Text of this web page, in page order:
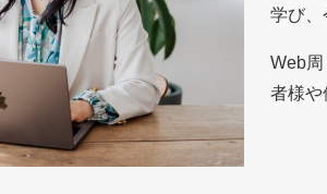
学び、
Web
者様や